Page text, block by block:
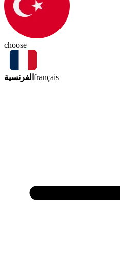
choose
الفرنسية français